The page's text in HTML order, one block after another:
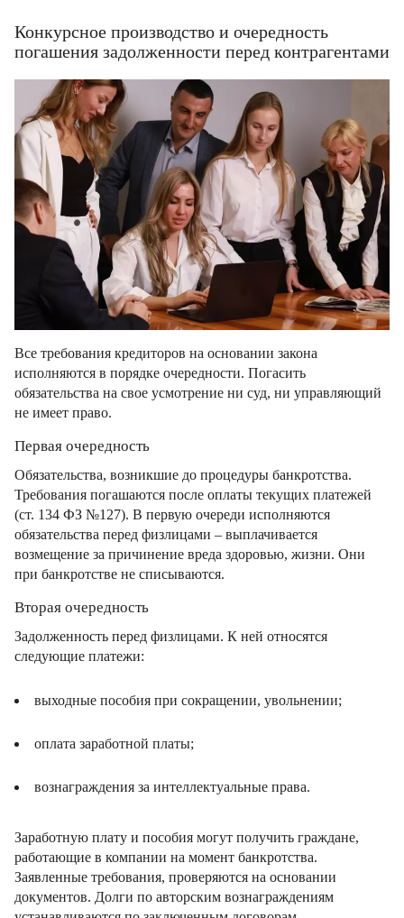
Конкурсное производство и очередность
погашения задолженности перед контрагентами
Все требования кредиторов на основании закона
исполняются в порядке очередности. Погасить
обязательства на свое усмотрение ни суд, ни управляющий
не имеет право.
Первая очередность
Обязательства, возникшие до процедуры банкротства.
Требования погашаются после оплаты текущих платежей
(ст. 134 ФЗ №127). В первую очереди исполняются
обязательства перед физлицами – выплачивается
возмещение за причинение вреда здоровью, жизни. Они
при банкротстве не списываются.
Вторая очередность
Задолженность перед физлицами. К ней относятся
следующие платежи:
выходные пособия при сокращении, увольнении;
оплата заработной платы;
вознаграждения за интеллектуальные права.
Заработную плату и пособия могут получить граждане,
работающие в компании на момент банкротства.
Заявленные требования, проверяются на основании
документов. Долги по авторским вознаграждениям